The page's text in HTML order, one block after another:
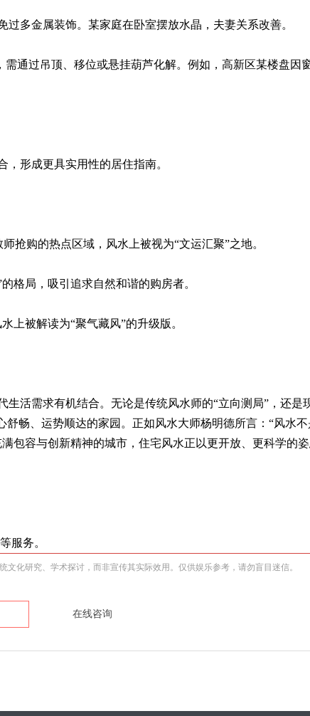
多金属装饰。某家庭在卧室摆放水晶，夫妻关系改善。
需通过吊顶、移位或悬挂葫芦化解。例如，高新区某楼盘因
形成更具实用性的居住指南。
抢购的热点区域，风水上被视为“文运汇聚”之地。
格局，吸引追求自然和谐的购房者。
上被解读为“聚气藏风”的升级版。
活需求有机结合。无论是传统风水师的“立向测局”，还是
畅、运势顺达的家园。正如风水大师杨明德所言：“风水
包容与创新精神的城市，住宅风水正以更开放、更科学的
服务。
文化研究、学术探讨，而非宣传其实际效用。仅供娱乐参考，请勿盲目迷信。
在线咨询